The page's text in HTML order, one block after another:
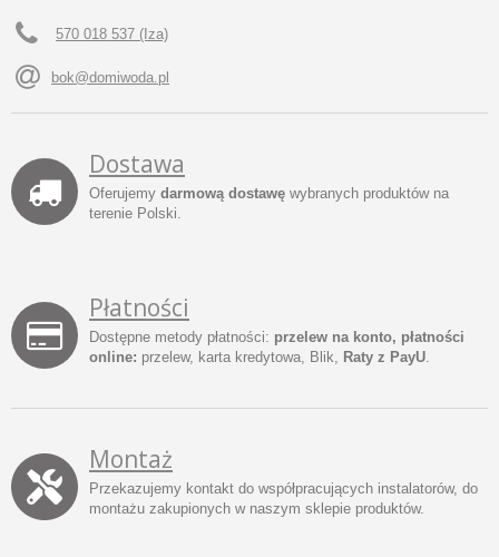
570 018 537 (Iza)
bok@domiwoda.pl
Dostawa
Oferujemy darmową dostawę wybranych produktów na
terenie Polski.
Płatności
Dostępne metody płatności: przelew na konto, płatności
online: przelew, karta kredytowa, Blik, Raty z PayU.
Montaż
Przekazujemy kontakt do współpracujących instalatorów, do
montażu zakupionych w naszym sklepie produktów.